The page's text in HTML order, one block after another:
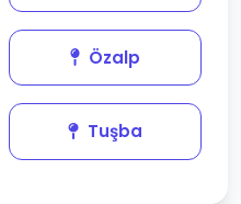
Özalp
Tuşba